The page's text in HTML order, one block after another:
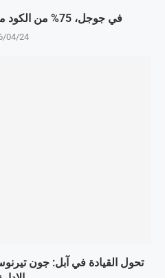
في جوجل، 75% من الكود مولّد بالذكاء الاصطناعي
04/24
تحول القيادة في آبل: جون